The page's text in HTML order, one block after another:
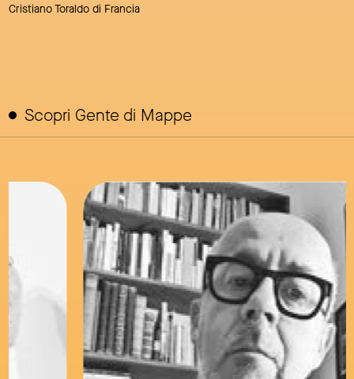
Cristiano Toraldo di Francia
Scopri Gente di Mappe
link to page